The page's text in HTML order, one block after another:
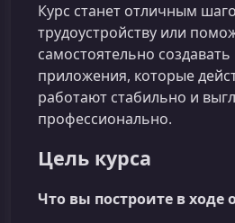
Курс станет отличным
трудоустройству или
самостоятельно
приложения, которые
работают стабильно и
профессионально.
Цель курса
Что вы построите в ходе